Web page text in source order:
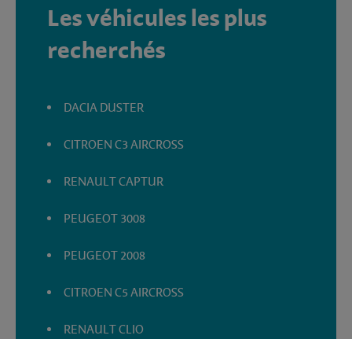
Les véhicules les plus
recherchés
DACIA DUSTER
CITROEN C3 AIRCROSS
RENAULT CAPTUR
PEUGEOT 3008
PEUGEOT 2008
CITROEN C5 AIRCROSS
RENAULT CLIO